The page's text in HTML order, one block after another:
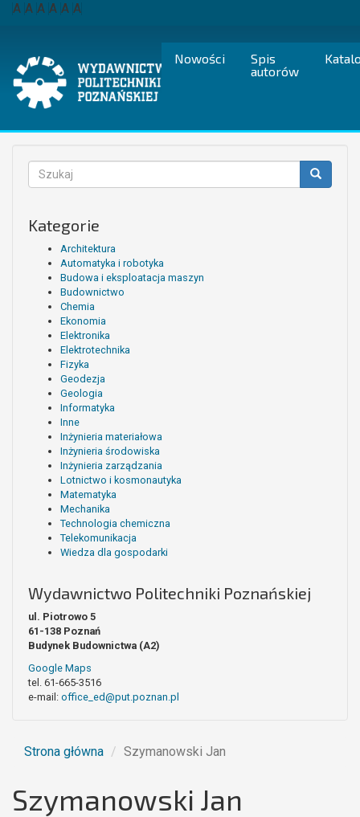
Przejdź
A A A A A A
Nowości
Spis
autorów
Formularz
wyszukiwania
Kategorie
Architektura
Automatyka i robotyka
Budowa i eksploatacja maszyn
Budownictwo
Chemia
Ekonomia
Elektronika
Elektrotechnika
Fizyka
Geodezja
Geologia
Informatyka
Inne
Inżynieria materiałowa
Inżynieria środowiska
Inżynieria zarządzania
Lotnictwo i kosmonautyka
Matematyka
Mechanika
Technologia chemiczna
Telekomunikacja
Wiedza dla gospodarki
Wydawnictwo Politechniki Poznańskiej
ul. Piotrowo 5
61-138 Poznań
Budynek Budownictwa (A2)
Google Maps
tel. 61-665-3516
e-mail: office_ed@put.poznan.pl
Strona główna Szymanowski Jan
Szymanowski Jan